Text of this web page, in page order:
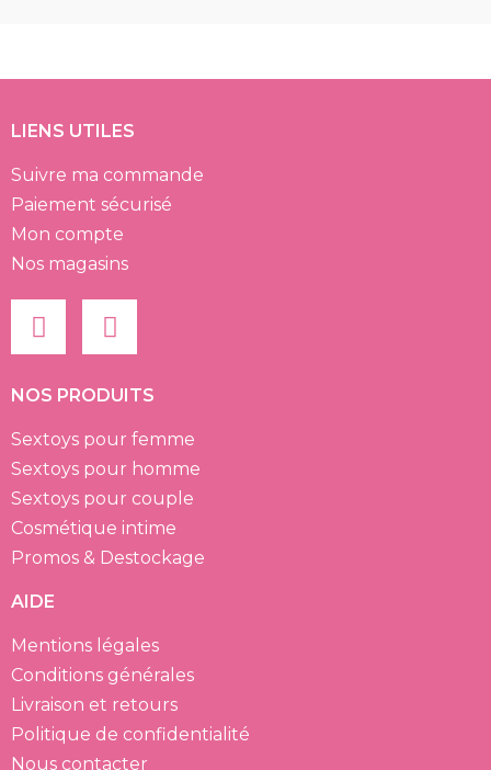
LIENS UTILES
Suivre ma commande
Paiement sécurisé
Mon compte
Nos magasins
NOS PRODUITS
Sextoys pour femme
Sextoys pour homme
Sextoys pour couple
Cosmétique intime
Promos & Destockage
AIDE
Mentions légales
Conditions générales
Livraison et retours
Politique de confidentialité
Nous contacter